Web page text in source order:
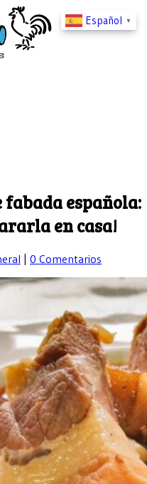
española:
en casa!
| 0 Comentarios
Español ▼